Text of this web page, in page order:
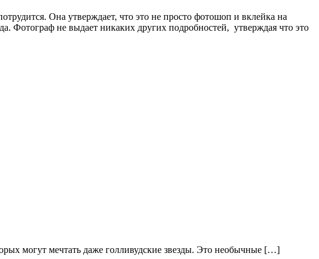
Она утверждает, что это не просто фотошоп и вклейка на
Фотограф не выдает никаких других подробностей, утверждая что это
могут мечтать даже голливудские звезды. Это необычные […]